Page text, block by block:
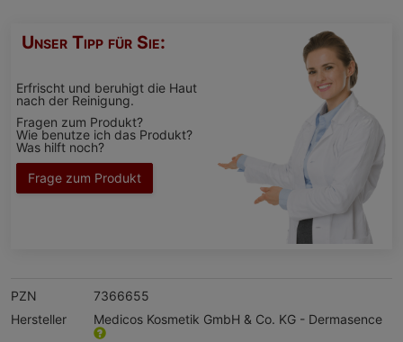
Unser Tipp für Sie:
Erfrischt und beruhigt die Haut
nach der Reinigung.
Fragen zum Produkt?
Wie benutze ich das Produkt?
Was hilft noch?
Frage zum Produkt
PZN
7366655
Hersteller
Medicos Kosmetik GmbH & Co. KG - Dermasence